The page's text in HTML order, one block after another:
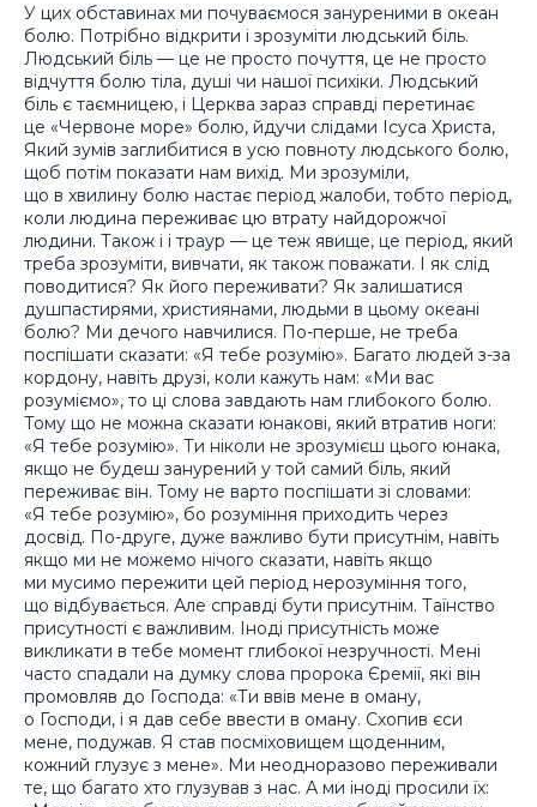
У цих обставинах ми почуваємося зануреними в океан
болю. Потрібно відкрити і зрозуміти людський біль.
Людський біль — це не просто почуття, це не просто
відчуття болю тіла, душі чи нашої психіки. Людський
біль є таємницею, і Церква зараз справді перетинає
це «Червоне море» болю, йдучи слідами Ісуса Христа,
Який зумів заглибитися в усю повноту людського болю,
щоб потім показати нам вихід. Ми зрозуміли,
що в хвилину болю настає період жалоби, тобто період,
коли людина переживає цю втрату найдорожчої
людини. Також і і траур — це теж явище, це період, який
треба зрозуміти, вивчати, як також поважати. І як слід
поводитися? Як його переживати? Як залишатися
душпастирями, християнами, людьми в цьому океані
болю? Ми дечого навчилися. По-перше, не треба
поспішати сказати: «Я тебе розумію». Багато людей з-за
кордону, навіть друзі, коли кажуть нам: «Ми вас
розуміємо», то ці слова завдають нам глибокого болю.
Тому що не можна сказати юнакові, який втратив ноги:
«Я тебе розумію». Ти ніколи не зрозумієш цього юнака,
якщо не будеш занурений у той самий біль, який
переживає він. Тому не варто поспішати зі словами:
«Я тебе розумію», бо розуміння приходить через
досвід. По-друге, дуже важливо бути присутнім, навіть
якщо ми не можемо нічого сказати, навіть якщо
ми мусимо пережити цей період нерозуміння того,
що відбувається. Але справді бути присутнім. Таїнство
присутності є важливим. Іноді присутність може
викликати в тебе момент глибокої незручності. Мені
часто спадали на думку слова пророка Єремії, які він
промовляв до Господа: «Ти ввів мене в оману,
о Господи, і я дав себе ввести в оману. Схопив єси
мене, подужав. Я став посміховищем щоденним,
кожний глузує з мене». Ми неодноразово переживали
те, що багато хто глузував з нас. А ми іноді просили їх: